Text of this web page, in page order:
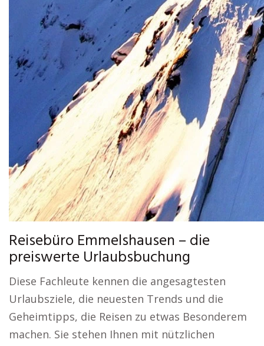
Reisebüro Emmelshausen – die
preiswerte Urlaubsbuchung
Diese Fachleute kennen die angesagtesten
Urlaubsziele, die neuesten Trends und die
Geheimtipps, die Reisen zu etwas Besonderem
machen. Sie stehen Ihnen mit nützlichen